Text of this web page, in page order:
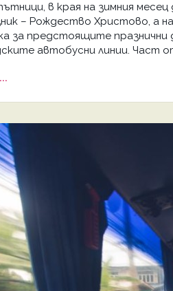
в края на зимния
– Рождество Христово, а
за предстоящите празнични
автобусни линии. Част